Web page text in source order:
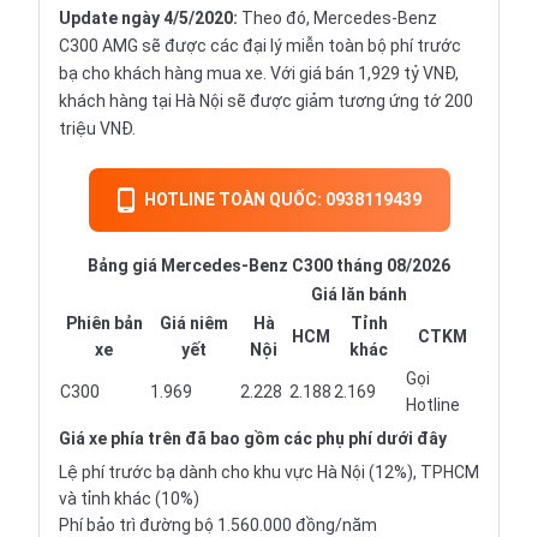
Update ngày 4/5/2020: Theo đó, Mercedes-Benz
C300 AMG sẽ được các đại lý miễn toàn bộ phí trước
bạ cho khách hàng mua xe. Với giá bán 1,929 tỷ VNĐ,
khách hàng tại Hà Nội sẽ được giảm tương ứng tớ 200
triệu VNĐ.
HOTLINE TOÀN QUỐC: 0938119439
Bảng giá Mercedes-Benz C300 tháng 08/2026
Giá lăn bánh
Phiên bản
xe
Giá niêm
yết
Hà
Nội
HCM
Tỉnh
khác
CTKM
C300 1.969 2.228 2.1882.169
Gọi
Hotline
Giá xe phía trên đã bao gồm các phụ phí dưới đây
Lệ phí trước bạ dành cho khu vực Hà Nội (12%), TPHCM
và tỉnh khác (10%)
Phí bảo trì đường bộ 1.560.000 đồng/năm